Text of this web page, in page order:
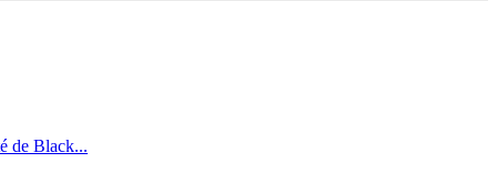
de Black...